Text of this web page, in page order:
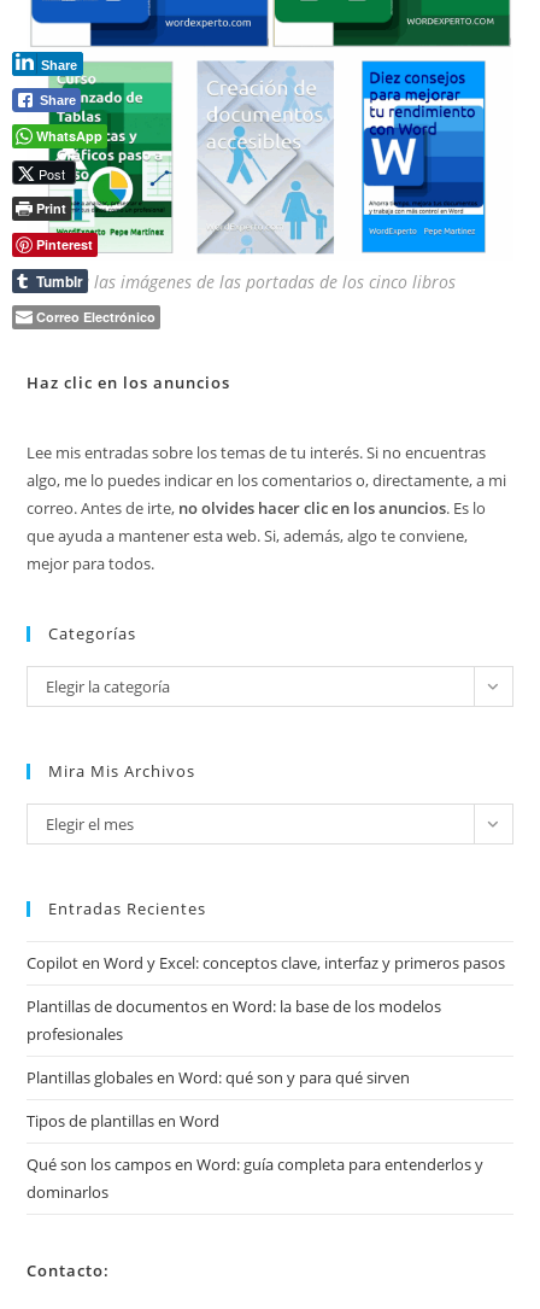
Muestra las imágenes de las portadas de los cinco libros
publicados
Haz clic en los anuncios
Lee mis entradas sobre los temas de tu interés. Si no encuentras
algo, me lo puedes indicar en los comentarios o, directamente, a mi
correo. Antes de irte, no olvides hacer clic en los anuncios. Es lo
que ayuda a mantener esta web. Si, además, algo te conviene,
mejor para todos.
Categorías
Categorías
Elegir la categoría
Mira Mis Archivos
Mira
mis
Elegir el mes
Entradas Recientes
Copilot en Word y Excel: conceptos clave, interfaz y primeros pasos
Plantillas de documentos en Word: la base de los modelos
profesionales
Plantillas globales en Word: qué son y para qué sirven
Tipos de plantillas en Word
Qué son los campos en Word: guía completa para entenderlos y
dominarlos
Contacto:
Share
Share
WhatsApp
Post
Print
Pinterest
Tumblr
Correo Electrónico